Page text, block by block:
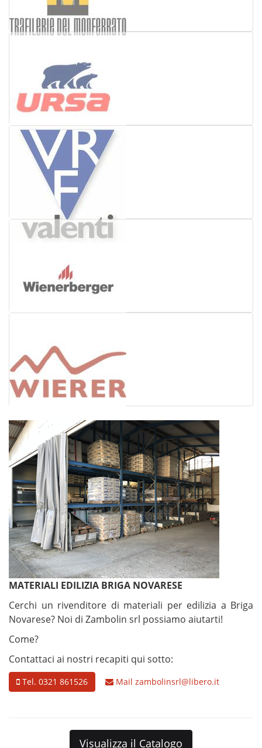
MATERIALI EDILIZIA BRIGA NOVARESE
Cerchi un rivenditore di materiali per edilizia a Briga
Novarese? Noi di Zambolin srl possiamo aiutarti!
Come?
Contattaci ai nostri recapiti qui sotto:
Tel. 0321 861526 Mail zambolinsrl@libero.it
Visualizza il Catalogo